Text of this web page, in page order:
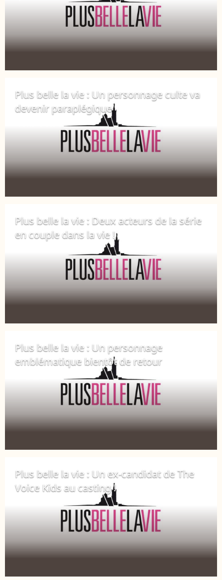
Plus belle la vie : Un personnage culte va
devenir paraplégique
Plus belle la vie : Deux acteurs de la série
en couple dans la vie !
Plus belle la vie : Un personnage
emblématique bientôt de retour
Plus belle la vie : Un ex-candidat de The
Voice Kids au casting !